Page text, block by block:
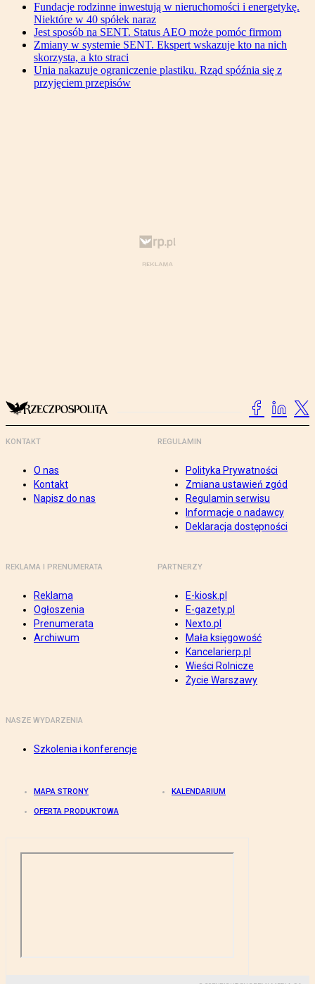
Fundacje rodzinne inwestują w nieruchomości i energetykę.
Niektóre w 40 spółek naraz
Jest sposób na SENT. Status AEO może pomóc firmom
Zmiany w systemie SENT. Ekspert wskazuje kto na nich
skorzysta, a kto straci
Unia nakazuje ograniczenie plastiku. Rząd spóźnia się z
przyjęciem przepisów
KONTAKT
O nas
Kontakt
Napisz do nas
REGULAMIN
Polityka Prywatności
Zmiana ustawień zgód
Regulamin serwisu
Informacje o nadawcy
Deklaracja dostępności
REKLAMA I PRENUMERATA
Reklama
Ogłoszenia
Prenumerata
Archiwum
PARTNERZY
E-kiosk.pl
E-gazety.pl
Nexto.pl
Mała księgowość
Kancelarierp.pl
Wieści Rolnicze
Życie Warszawy
NASZE WYDARZENIA
Szkolenia i konferencje
MAPA STRONY KALENDARIUM
OFERTA PRODUKTOWA